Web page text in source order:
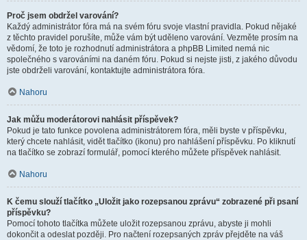
Proč jsem obdržel varování?
Každý administrátor fóra má na svém fóru svoje vlastní pravidla. Pokud nějaké
z těchto pravidel porušíte, může vám být uděleno varování. Vezměte prosím na
vědomí, že toto je rozhodnutí administrátora a phpBB Limited nemá nic
společného s varováními na daném fóru. Pokud si nejste jisti, z jakého důvodu
jste obdrželi varování, kontaktujte administrátora fóra.
Nahoru
Jak můžu moderátorovi nahlásit příspěvek?
Pokud je tato funkce povolena administrátorem fóra, měli byste v příspěvku,
který chcete nahlásit, vidět tlačítko (ikonu) pro nahlášení příspěvku. Po kliknutí
na tlačítko se zobrazí formulář, pomocí kterého můžete příspěvek nahlásit.
Nahoru
K čemu slouží tlačítko „Uložit jako rozepsanou zprávu“ zobrazené při psaní
příspěvku?
Pomocí tohoto tlačítka můžete uložit rozepsanou zprávu, abyste ji mohli
dokončit a odeslat později. Pro načtení rozepsaných zpráv přejděte na váš